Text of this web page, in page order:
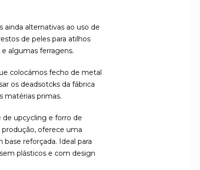
ainda alternativas ao uso de
de peles para atilhos
algumas ferragens.
colocámos fecho de metal
os deadsotcks da fábrica
matérias primas.
de upcycling e forro de
oferece uma
reforçada. Ideal para
plásticos e com design